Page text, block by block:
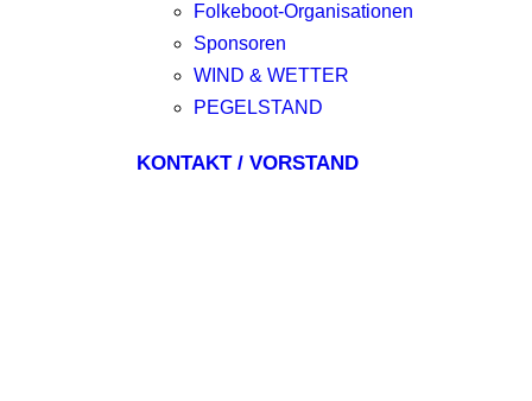
Folkeboot-Organisationen
Sponsoren
WIND & WETTER
PEGELSTAND
KONTAKT / VORSTAND